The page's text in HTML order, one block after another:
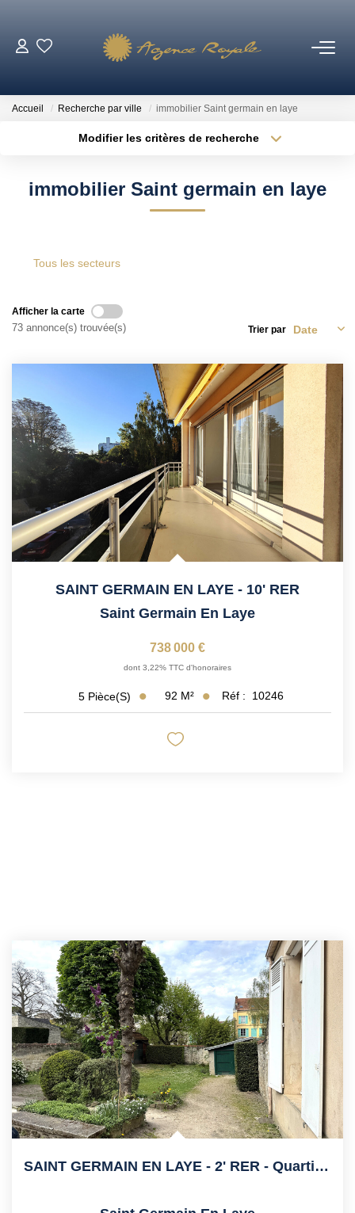
Qui Sommes-Nous ?
Nos Actualités
Avis Clients
CONTACT
EN
Accueil Recherche par ville immobilier Saint germain en laye
Modifier les critères de recherche
Type de bien
Surface min
immobilier Saint germain en laye
Tous les secteurs
Afficher la carte
73 annonce(s) trouvée(s) Trier par
SAINT GERMAIN EN LAYE - 10' RER
Saint Germain En Laye
738 000 €
dont 3,22% TTC d'honoraires
5 Pièce(s) 92 M² Réf : 10246
SAINT GERMAIN EN LAYE - 2' RER - Quartier Lorraine. Très...